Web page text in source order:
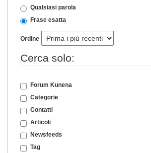
Qualsiasi parola
Frase esatta
Ordine
Cerca solo:
Forum Kunena
Categorie
Contatti
Articoli
Newsfeeds
Tag